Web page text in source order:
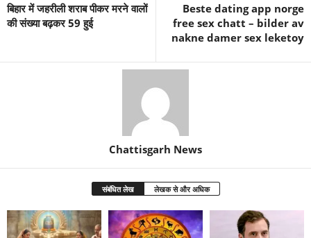
बिहार में जहरीली शराब पीकर मरने वालों
की संख्या बढ़कर 59 हुई
Beste dating app norge
free sex chatt – bilder av
nakne damer sex leketoy
Chattisgarh News
संबंधित लेख लेखक से और अधिक